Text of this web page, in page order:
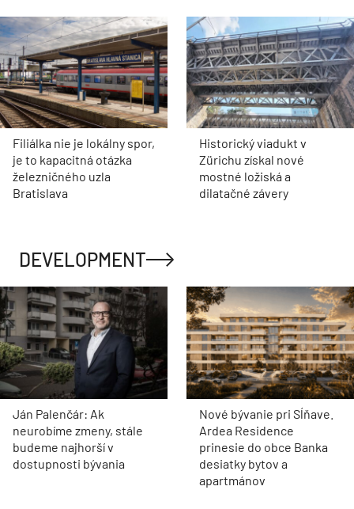
Filiálka nie je lokálny spor,
je to kapacitná otázka
železničného uzla
Bratislava
Historický viadukt v
Zürichu získal nové
mostné ložiská a
dilatačné závery
DEVELOPMENT
Ján Palenčár: Ak
neurobíme zmeny, stále
budeme najhorší v
dostupnosti bývania
Nové bývanie pri Sĺňave.
Ardea Residence
prinesie do obce Banka
desiatky bytov a
apartmánov